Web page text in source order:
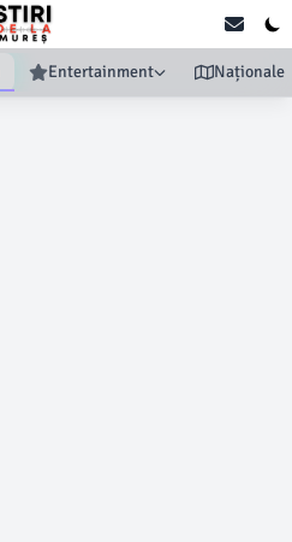
Entertainment Naționale